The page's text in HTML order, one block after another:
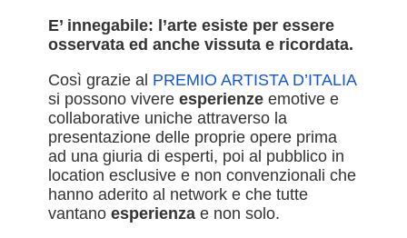
E’ innegabile: l’arte esiste per essere
osservata ed anche vissuta e ricordata.
Così grazie al PREMIO ARTISTA D’ITALIA
si possono vivere esperienze emotive e
collaborative uniche attraverso la
presentazione delle proprie opere prima
ad una giuria di esperti, poi al pubblico in
location esclusive e non convenzionali che
hanno aderito al network e che tutte
vantano esperienza e non solo.